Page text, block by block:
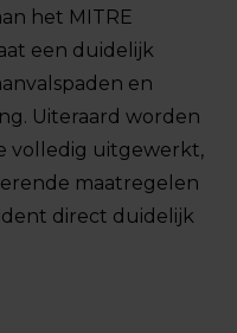
het MITRE
een duidelijk
en
Uiteraard worden
volledig uitgewerkt,
maatregelen
direct duidelijk